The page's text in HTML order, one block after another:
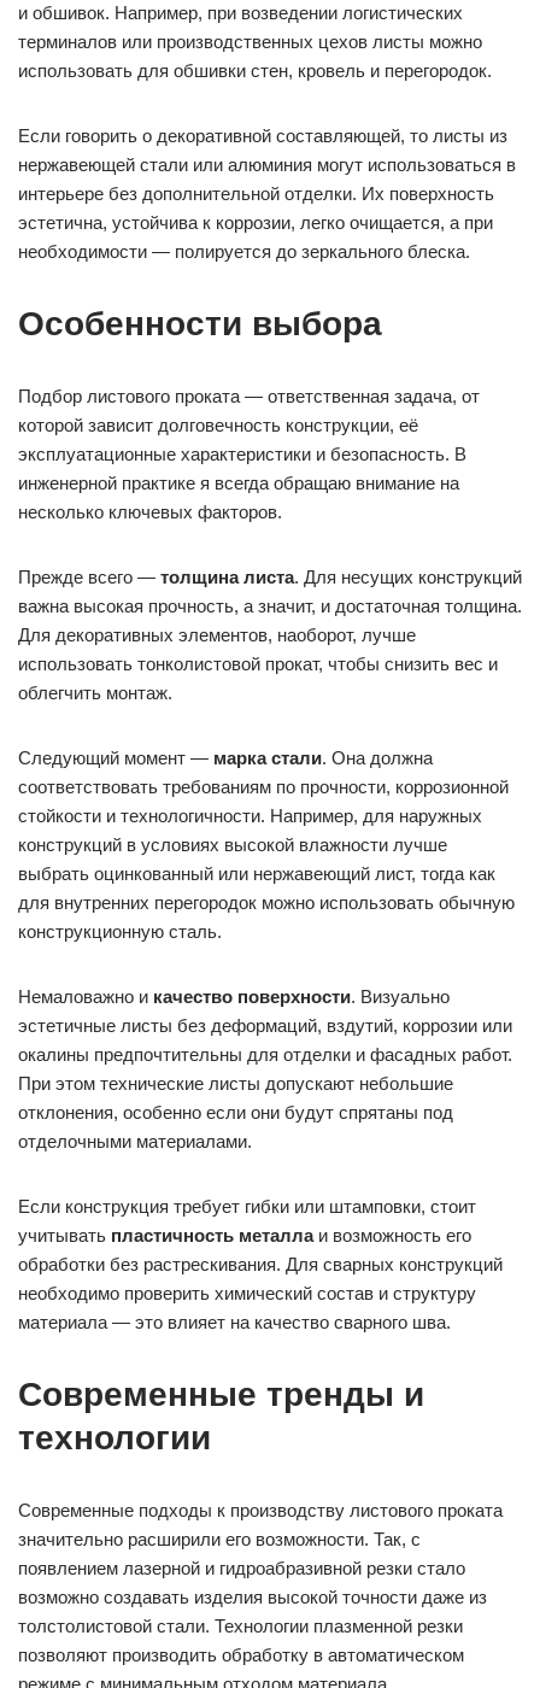
и обшивок. Например, при возведении логистических
терминалов или производственных цехов листы можно
использовать для обшивки стен, кровель и перегородок.
Если говорить о декоративной составляющей, то листы из
нержавеющей стали или алюминия могут использоваться в
интерьере без дополнительной отделки. Их поверхность
эстетична, устойчива к коррозии, легко очищается, а при
необходимости — полируется до зеркального блеска.
Особенности выбора
Подбор листового проката — ответственная задача, от
которой зависит долговечность конструкции, её
эксплуатационные характеристики и безопасность. В
инженерной практике я всегда обращаю внимание на
несколько ключевых факторов.
Прежде всего — толщина листа. Для несущих конструкций
важна высокая прочность, а значит, и достаточная толщина.
Для декоративных элементов, наоборот, лучше
использовать тонколистовой прокат, чтобы снизить вес и
облегчить монтаж.
Следующий момент — марка стали. Она должна
соответствовать требованиям по прочности, коррозионной
стойкости и технологичности. Например, для наружных
конструкций в условиях высокой влажности лучше
выбрать оцинкованный или нержавеющий лист, тогда как
для внутренних перегородок можно использовать обычную
конструкционную сталь.
Немаловажно и качество поверхности. Визуально
эстетичные листы без деформаций, вздутий, коррозии или
окалины предпочтительны для отделки и фасадных работ.
При этом технические листы допускают небольшие
отклонения, особенно если они будут спрятаны под
отделочными материалами.
Если конструкция требует гибки или штамповки, стоит
учитывать пластичность металлаи возможность его
обработки без растрескивания. Для сварных конструкций
необходимо проверить химический состав и структуру
материала — это влияет на качество сварного шва.
Современные тренды и
технологии
Современные подходы к производству листового проката
значительно расширили его возможности. Так, с
появлением лазерной и гидроабразивной резки стало
возможно создавать изделия высокой точности даже из
толстолистовой стали. Технологии плазменной резки
позволяют производить обработку в автоматическом
режиме с минимальным отходом материала.